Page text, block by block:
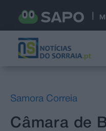
Samora Correia
Câmara de